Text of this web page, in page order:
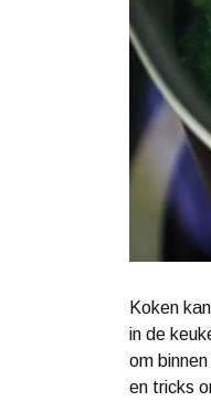
Koken
in de
om
en tricks